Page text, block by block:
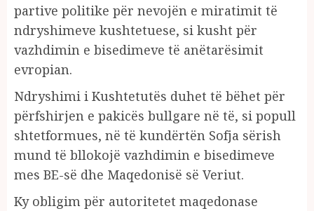
partive politike për nevojën e miratimit të
ndryshimeve kushtetuese, si kusht për
vazhdimin e bisedimeve të anëtarësimit
evropian.
Ndryshimi i Kushtetutës duhet të bëhet për
përfshirjen e pakicës bullgare në të, si popull
shtetformues, në të kundërtën Sofja sërish
mund të bllokojë vazhdimin e bisedimeve
mes BE-së dhe Maqedonisë së Veriut.
Ky obligim për autoritetet maqedonase